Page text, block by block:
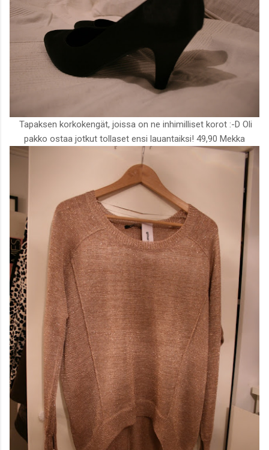
Tapaksen korkokengät, joissa on ne inhimilliset korot :-D Oli
pakko ostaa jotkut tollaset ensi lauantaiksi! 49,90 Mekka